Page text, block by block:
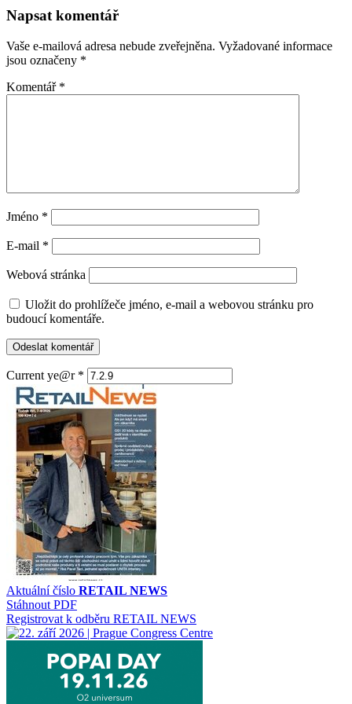
Napsat komentář
Vaše e-mailová adresa nebude zveřejněna. Vyžadované informace
jsou označeny *
Komentář *
Jméno *
E-mail *
Webová stránka
Uložit do prohlížeče jméno, e-mail a webovou stránku pro
budoucí komentáře.
Current ye@r *
Aktuální číslo RETAIL NEWS
Stáhnout PDF
Registrovat k odběru RETAIL NEWS